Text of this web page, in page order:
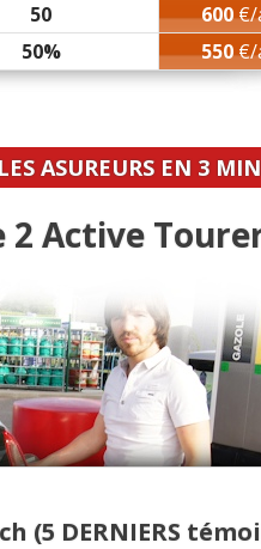
année 2017 jantes 18(0 )
mod 2014(0 )
km - 2017 - Luxury(0 )
pouces,(
50 600€/
50% 550€/
ASUREURS EN 3
Active
(5 DERNIERS